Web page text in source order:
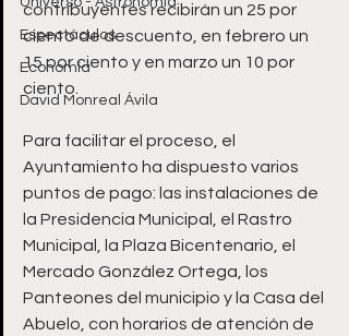
Espectáculos
Economía
David Monreal Ávila
contribuyentes recibirán un 25 por
ciento de descuento, en febrero un
15 por ciento y en marzo un 10 por
ciento.
Para facilitar el proceso, el
Ayuntamiento ha dispuesto varios
puntos de pago: las instalaciones de
la Presidencia Municipal, el Rastro
Municipal, la Plaza Bicentenario, el
Mercado González Ortega, los
Panteones del municipio y la Casa del
Abuelo, con horarios de atención de